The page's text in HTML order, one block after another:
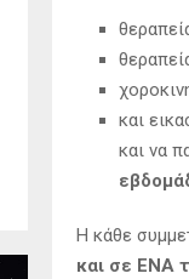
και
και να
Η κάθε
και σε ΕΝΑ